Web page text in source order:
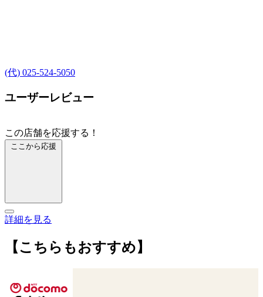
(代) 025-524-5050
ユーザーレビュー
この店舗を応援する！
ここから応援
詳細を見る
【こちらもおすすめ】